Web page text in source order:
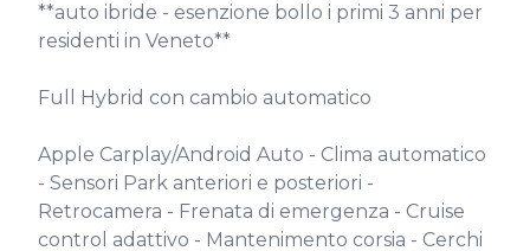
**auto ibride - esenzione bollo i primi 3 anni per
residenti in Veneto**
Full Hybrid con cambio automatico
Apple Carplay/Android Auto - Clima automatico
- Sensori Park anteriori e posteriori -
Retrocamera - Frenata di emergenza - Cruise
control adattivo - Mantenimento corsia - Cerchi